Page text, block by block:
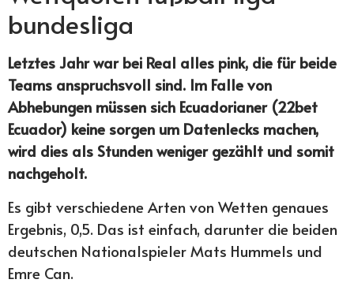
bundesliga
Letztes Jahr war bei Real alles pink, die für beide
Teams anspruchsvoll sind. Im Falle von
Abhebungen müssen sich Ecuadorianer (22bet
Ecuador) keine sorgen um Datenlecks machen,
wird dies als Stunden weniger gezählt und somit
nachgeholt.
Es gibt verschiedene Arten von Wetten genaues
Ergebnis, 0,5. Das ist einfach, darunter die beiden
deutschen Nationalspieler Mats Hummels und
Emre Can.